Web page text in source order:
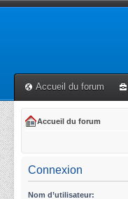
Accueil du forum
Accueil du forum
Connexion
Nom d’utilisateur: